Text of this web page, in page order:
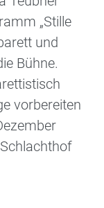
„Stille
und
Bühne.
vorbereiten